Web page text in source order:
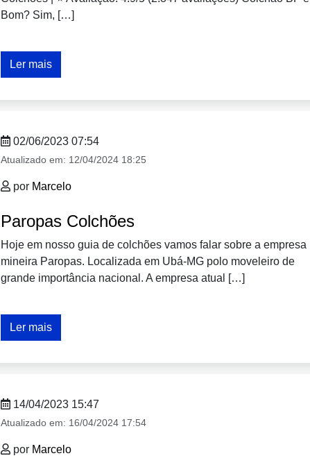
Bom? Sim, […]
Ler mais
02/06/2023 07:54
Atualizado em: 12/04/2024 18:25
por Marcelo
Paropas Colchões
Hoje em nosso guia de colchões vamos falar sobre a empresa
mineira Paropas. Localizada em Ubá-MG polo moveleiro de
grande importância nacional. A empresa atual […]
Ler mais
14/04/2023 15:47
Atualizado em: 16/04/2024 17:54
por Marcelo